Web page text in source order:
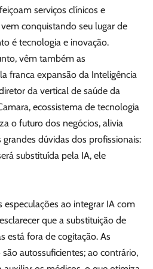
serviços clínicos e
conquistando seu lugar de
é tecnologia e inovação.
vêm também as
franca expansão da Inteligência
da vertical de saúde da
ecossistema de tecnologia
o futuro dos negócios, alivia
dúvidas dos profissionais:
substituída pela IA, ele
especulações ao integrar IA com
que a substituição de
está fora de cogitação. As
autossuficientes; ao contrário,